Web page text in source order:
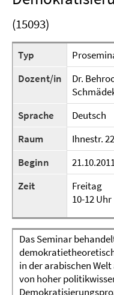
(15093)
Typ
Dozent/in
Dr.
Sprache
Deutsch
Raum
Ihnestr.
Beginn
Zeit
Freitag
10-12 Uhr
Das Seminar
in der arabischen
von hoher